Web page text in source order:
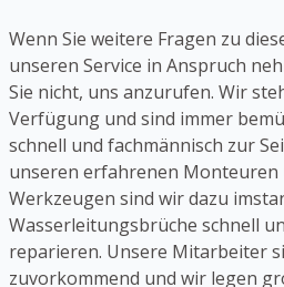
Wenn Sie weitere Fragen zu
unseren Service in Anspruch
Sie nicht, uns anzurufen. Wir
Verfügung und sind immer
schnell und fachmännisch zur
unseren erfahrenen Monteuren
Werkzeugen sind wir dazu
Wasserleitungsbrüche schnell
reparieren. Unsere Mitarbeiter
zuvorkommend und wir legen